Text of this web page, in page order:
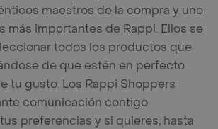
maestros de la compra y uno
más importantes de Rappi. Ellos se
todos los productos que
de que estén en perfecto
tu gusto. Los Rappi Shoppers
comunicación contigo
preferencias y si quieres, hasta